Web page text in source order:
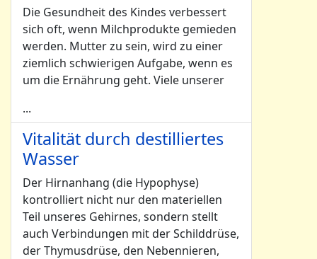
Die Gesundheit des Kindes verbessert
sich oft, wenn Milchprodukte gemieden
werden. Mutter zu sein, wird zu einer
ziemlich schwierigen Aufgabe, wenn es
um die Ernährung geht. Viele unserer
...
Vitalität durch destilliertes
Wasser
Der Hirnanhang (die Hypophyse)
kontrolliert nicht nur den materiellen
Teil unseres Gehirnes, sondern stellt
auch Verbindungen mit der Schilddrüse,
der Thymusdrüse, den Nebennieren,